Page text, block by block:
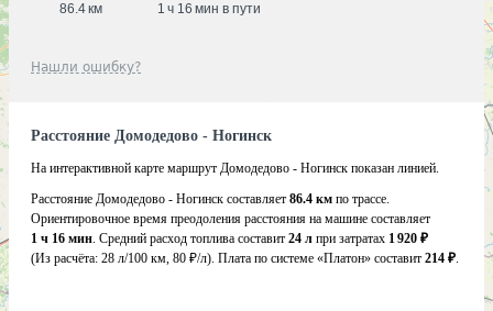
86.4 км 1 ч 16 мин в пути
Нашли ошибку?
Расстояние Домодедово - Ногинск
На интерактивной карте маршрут Домодедово - Ногинск показан линией.
Расстояние Домодедово - Ногинск составляет 86.4 км по трассе.
Ориентировочное время преодоления расстояния на машине составляет
1 ч 16 мин. Средний расход топлива составит 24 л при затратах 1 920 ₽
(Из расчёта: 28 л/100 км, 80 ₽/л). Плата по системе «Платон» составит 214 ₽.